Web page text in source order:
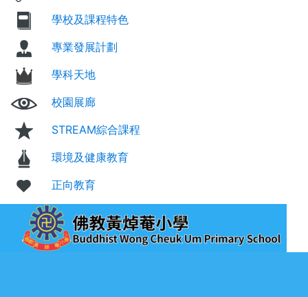
學校及課程特色
專業發展計劃
學科天地
校園展廊
STREAM綜合課程
環境及健康教育
正向教育